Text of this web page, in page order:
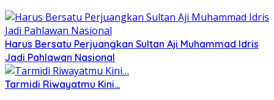
Harus Bersatu Perjuangkan Sultan Aji Muhammad Idris
Jadi Pahlawan Nasional
Tarmidi Riwayatmu Kini…